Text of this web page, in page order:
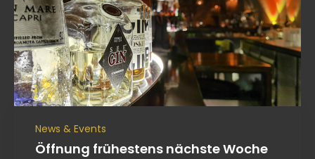
News & Events
Öffnung frühestens nächste Woche